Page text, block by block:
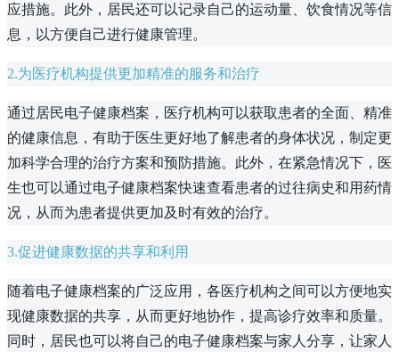
应措施。此外，居民还可以记录自己的运动量、饮食情况等信
息，以方便自己进行健康管理。
2.为医疗机构提供更加精准的服务和治疗
通过居民电子健康档案，医疗机构可以获取患者的全面、精准
的健康信息，有助于医生更好地了解患者的身体状况，制定更
加科学合理的治疗方案和预防措施。此外，在紧急情况下，医
生也可以通过电子健康档案快速查看患者的过往病史和用药情
况，从而为患者提供更加及时有效的治疗。
3.促进健康数据的共享和利用
随着电子健康档案的广泛应用，各医疗机构之间可以方便地实
现健康数据的共享，从而更好地协作，提高诊疗效率和质量。
同时，居民也可以将自己的电子健康档案与家人分享，让家人